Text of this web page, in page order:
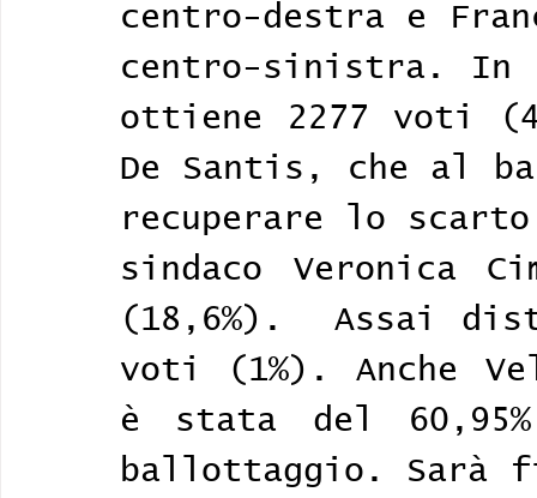
centro-destra e
centro-sinistra. In
ottiene 2277 voti
De Santis, che al
recuperare lo
sindaco Veronica
(18,6%).  Assai
voti (1%). Anche
è stata del
ballottaggio. Sarà